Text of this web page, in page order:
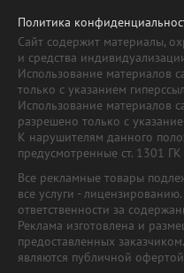
Политика
Сайт содержит материалы,
и средства
Использование материалов
только с указанием
Использование материалов
разрешено только с
К нарушителям данного
предусмотренные ст. 1301
Все рекламные товары
все услуги -
ответственности за
Реклама изготовлена и
предоставленных
являются публичной